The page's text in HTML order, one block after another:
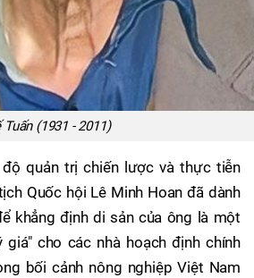
(1931 - 2011)
quản trị chiến lược và thực tiễn
Quốc hội Lê Minh Hoan đã dành
khẳng định di sản của ông là một
cho các nhà hoạch định chính
bối cảnh nông nghiệp Việt Nam